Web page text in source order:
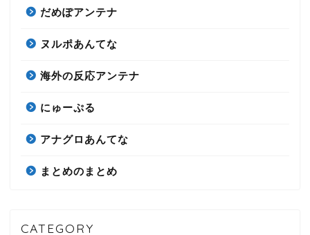
だめぽアンテナ
ヌルポあんてな
海外の反応アンテナ
にゅーぷる
アナグロあんてな
まとめのまとめ
CATEGORY